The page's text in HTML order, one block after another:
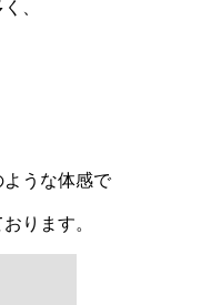
、
うな体感で
ります。